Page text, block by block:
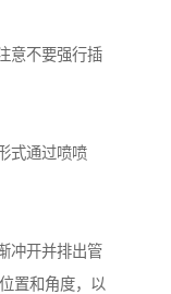
意不要强行插
式通过喷喷
冲开并排出管
置和角度，以